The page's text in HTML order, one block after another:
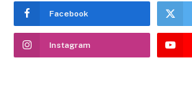
Facebook
Instagram